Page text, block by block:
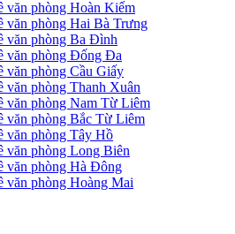
văn phòng Hoàn Kiếm
văn phòng Hai Bà Trưng
văn phòng Ba Đình
văn phòng Đống Đa
văn phòng Cầu Giấy
văn phòng Thanh Xuân
văn phòng Nam Từ Liêm
văn phòng Bắc Từ Liêm
văn phòng Tây Hồ
văn phòng Long Biên
văn phòng Hà Đông
văn phòng Hoàng Mai